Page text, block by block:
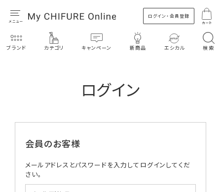
ログイン・会員登録
カート
ブランド カテゴリ キャンペーン 新商品 エシカル 検索
ログイン
会員のお客様
メールアドレスとパスワードを入力してログインしてくだ
さい。